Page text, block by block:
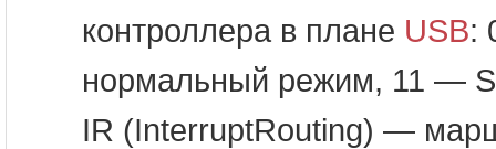
контроллера в плане USB:
нормальный режим, 11 —
IR (InterruptRouting) —